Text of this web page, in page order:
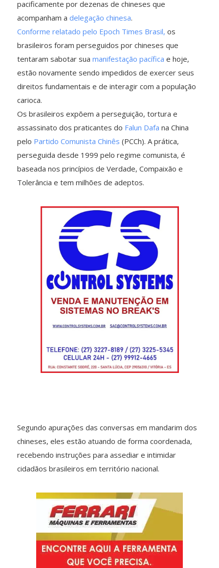
pacificamente por dezenas de chineses que
acompanham a delegação chinesa.
Conforme relatado pelo Epoch Times Brasil, os
brasileiros foram perseguidos por chineses que
tentaram sabotar sua manifestação pacífica e hoje,
estão novamente sendo impedidos de exercer seus
direitos fundamentais e de interagir com a população
carioca.
Os brasileiros expõem a perseguição, tortura e
assassinato dos praticantes do Falun Dafa na China
pelo Partido Comunista Chinês (PCCh). A prática,
perseguida desde 1999 pelo regime comunista, é
baseada nos princípios de Verdade, Compaixão e
Tolerância e tem milhões de adeptos.
Segundo apurações das conversas em mandarim dos
chineses, eles estão atuando de forma coordenada,
recebendo instruções para assediar e intimidar
cidadãos brasileiros em território nacional.